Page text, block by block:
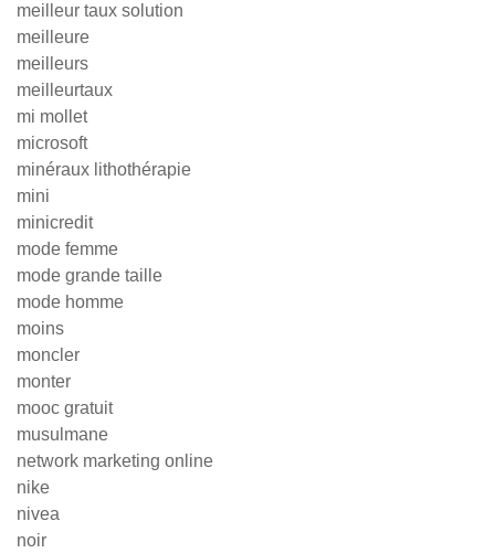
meilleur taux solution
meilleure
meilleurs
meilleurtaux
mi mollet
microsoft
minéraux lithothérapie
mini
minicredit
mode femme
mode grande taille
mode homme
moins
moncler
monter
mooc gratuit
musulmane
network marketing online
nike
nivea
noir